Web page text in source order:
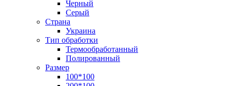
Черный
Серый
Страна
Украина
Тип обработки
Термообработанный
Полированный
Размер
100*100